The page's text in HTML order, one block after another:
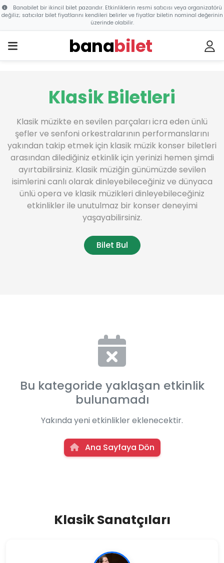
Banabilet bir ikincil bilet pazarıdır. Etkinliklerin resmi satıcısı veya organizatörü
değiliz; satıcılar bilet fiyatlarını kendileri belirler ve fiyatlar biletin nominal değerinin
üzerinde olabilir.
banabilet
Klasik Biletleri
Klasik müzikte en sevilen parçaları icra eden ünlü
şefler ve senfoni orkestralarının performanslarını
yakından takip etmek için klasik müzik konser biletleri
arasından dilediğiniz etkinlik için yerinizi hemen şimdi
ayırtabilirsiniz. Klasik müziğin günümüzde sevilen
isimlerini canlı olarak dinleyebileceğiniz ve dünyaca
ünlü opera ve klasik müzikleri dinleyebileceğiniz
etkinlikler ile unutulmaz bir konser deneyimi
yaşayabilirsiniz.
Bilet Bul
Bu kategoride yaklaşan etkinlik
bulunamadı
Yakında yeni etkinlikler eklenecektir.
Ana Sayfaya Dön
Klasik Sanatçıları